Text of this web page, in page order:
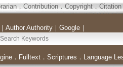
． Contribution．Copyright．Citation
Author Authority｜ Google｜
． Fulltext． Scriptures ． Language